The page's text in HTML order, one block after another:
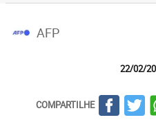
AFP
22/02/
COMPARTILHE